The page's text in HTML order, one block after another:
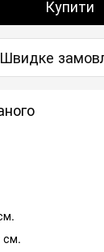
Купити
Швидке
см.